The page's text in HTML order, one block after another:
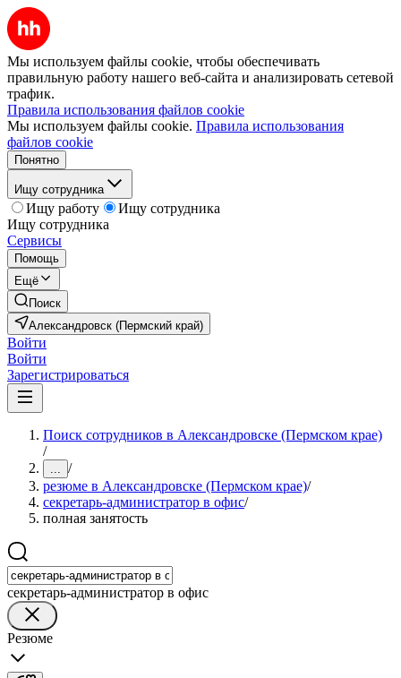
Мы используем файлы cookie, чтобы обеспечивать
правильную работу нашего веб-сайта и анализировать сетевой
трафик.
Правила использования файлов cookie
Мы используем файлы cookie. Правила использования
файлов cookie
Понятно
Ищу сотрудника
Ищу работу
Ищу сотрудника
Ищу сотрудника
Сервисы
Помощь
Ещё
Поиск
Александровск (Пермский край)
Войти
Войти
Зарегистрироваться
Поиск сотрудников в Александровске (Пермском крае)
/
... /
резюме в Александровске (Пермском крае)/
секретарь-администратор в офис/
полная занятость
секретарь-администратор в офис
Резюме